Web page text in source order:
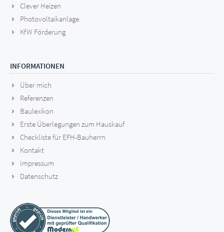
Clever Heizen
Photovoltaikanlage
KfW Förderung
INFORMATIONEN
Über mich
Referenzen
Baulexikon
Erste Überlegungen zum Hauskauf
Checkliste für EFH-Bauherrn
Kontakt
Impressum
Datenschutz